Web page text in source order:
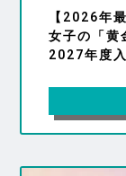
【2026年
女子の「黄
2027年度